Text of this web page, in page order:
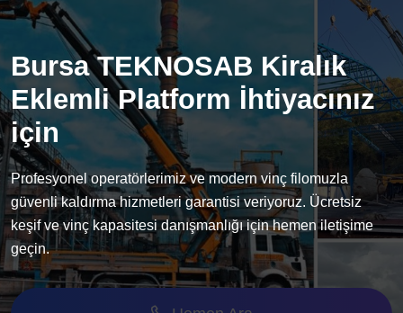
Bursa TEKNOSAB Kiralık
Eklemli Platform İhtiyacınız
için
Profesyonel operatörlerimiz ve modern vinç filomuzla
güvenli kaldırma hizmetleri garantisi veriyoruz. Ücretsiz
keşif ve vinç kapasitesi danışmanlığı için hemen iletişime
geçin.